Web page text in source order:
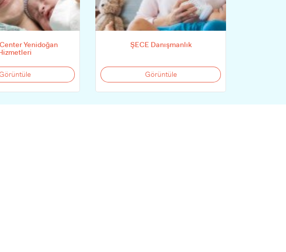
Yenidoğan
ŞECE Danışmanlık
Görüntüle